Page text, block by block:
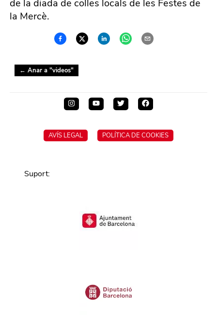
de la diada de colles locals de les Festes de
la Mercè.
← Anar a "videos"
AVÍS LEGAL POLÍTICA DE COOKIES
Suport: